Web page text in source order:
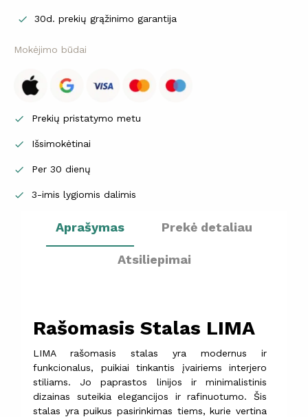
 30d. prekių grąžinimo garantija
Mokėjimo būdai
 Prekių pristatymo metu
 Išsimokėtinai
 Per 30 dienų
 3-imis lygiomis dalimis
Aprašymas Prekė detaliau
Atsiliepimai
Rašomasis Stalas LIMA
LIMA rašomasis stalas yra modernus ir
funkcionalus, puikiai tinkantis įvairiems interjero
stiliams. Jo paprastos linijos ir minimalistinis
dizainas suteikia elegancijos ir rafinuotumo. Šis
stalas yra puikus pasirinkimas tiems, kurie vertina